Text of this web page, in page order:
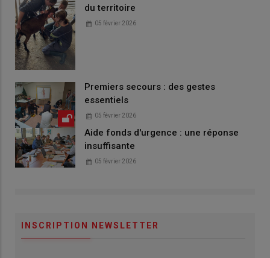
du territoire
05 février 2026
Premiers secours : des gestes
essentiels
05 février 2026
Aide fonds d'urgence : une réponse
insuffisante
05 février 2026
INSCRIPTION NEWSLETTER